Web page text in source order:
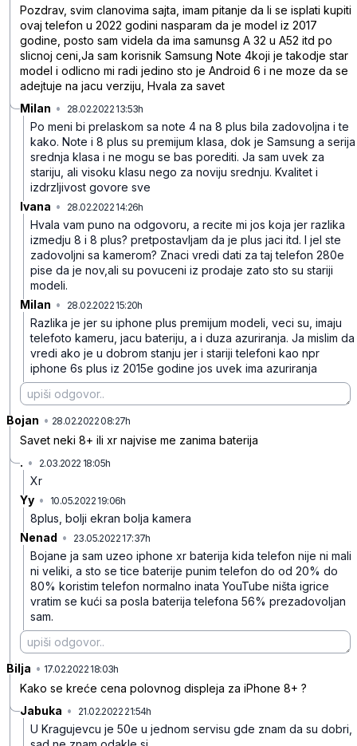
Pozdrav, svim clanovima sajta, imam pitanje da li se isplati kupiti
ovaj telefon u 2022 godini nasparam da je model iz 2017
godine, posto sam videla da ima samunsg A 32 u A52 itd po
slicnoj ceni,Ja sam korisnik Samsung Note 4koji je takodje star
model i odlicno mi radi jedino sto je Android 6 i ne moze da se
adejtuje na jacu verziju, Hvala za savet
Milan • 28.02.2022 13:53h
Po meni bi prelaskom sa note 4 na 8 plus bila zadovoljna i te
kako. Note i 8 plus su premijum klasa, dok je Samsung a serija
srednja klasa i ne mogu se bas porediti. Ja sam uvek za
stariju, ali visoku klasu nego za noviju srednju. Kvalitet i
izdrzljivost govore sve
Ivana • 28.02.2022 14:26h
Hvala vam puno na odgovoru, a recite mi jos koja jer razlika
izmedju 8 i 8 plus? pretpostavljam da je plus jaci itd. I jel ste
zadovoljni sa kamerom? Znaci vredi dati za taj telefon 280e
pise da je nov,ali su povuceni iz prodaje zato sto su stariji
modeli.
Milan • 28.02.2022 15:20h
Razlika je jer su iphone plus premijum modeli, veci su, imaju
telefoto kameru, jacu bateriju, a i duza azuriranja. Ja mislim da
vredi ako je u dobrom stanju jer i stariji telefoni kao npr
iphone 6s plus iz 2015e godine jos uvek ima azuriranja
Bojan • 28.02.2022 08:27h
Savet neki 8+ ili xr najvise me zanima baterija
. • 2.03.2022 18:05h
Xr
Yy • 10.05.2022 19:06h
8plus, bolji ekran bolja kamera
Nenad • 23.05.2022 17:37h
Bojane ja sam uzeo iphone xr baterija kida telefon nije ni mali
ni veliki, a sto se tice baterije punim telefon do od 20% do
80% koristim telefon normalno inata YouTube ništa igrice
vratim se kući sa posla baterija telefona 56% prezadovoljan
sam.
Bilja • 17.02.2022 18:03h
Kako se kreće cena polovnog displeja za iPhone 8+ ?
Jabuka • 21.02.2022 21:54h
U Kragujevcu je 50e u jednom servisu gde znam da su dobri,